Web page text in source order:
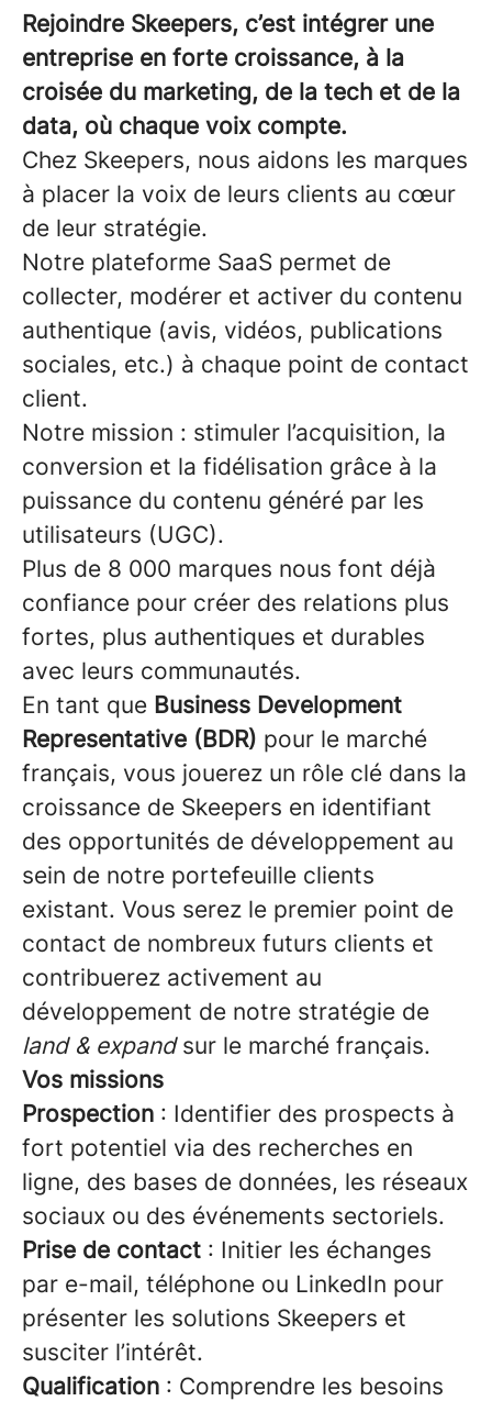
Rejoindre Skeepers, c’est intégrer une
entreprise en forte croissance, à la
croisée du marketing, de la tech et de la
data, où chaque voix compte.
Chez Skeepers, nous aidons les marques
à placer la voix de leurs clients au cœur
de leur stratégie.
Notre plateforme SaaS permet de
collecter, modérer et activer du contenu
authentique (avis, vidéos, publications
sociales, etc.) à chaque point de contact
client.
Notre mission : stimuler l’acquisition, la
conversion et la fidélisation grâce à la
puissance du contenu généré par les
utilisateurs (UGC).
Plus de 8 000 marques nous font déjà
confiance pour créer des relations plus
fortes, plus authentiques et durables
avec leurs communautés.
En tant que Business Development
Representative (BDR) pour le marché
français, vous jouerez un rôle clé dans la
croissance de Skeepers en identifiant
des opportunités de développement au
sein de notre portefeuille clients
existant. Vous serez le premier point de
contact de nombreux futurs clients et
contribuerez activement au
développement de notre stratégie de
land & expandsur le marché français.
Vos missions
Prospection : Identifier des prospects à
fort potentiel via des recherches en
ligne, des bases de données, les réseaux
sociaux ou des événements sectoriels.
Prise de contact : Initier les échanges
par e-mail, téléphone ou LinkedIn pour
présenter les solutions Skeepers et
susciter l’intérêt.
Qualification : Comprendre les besoins